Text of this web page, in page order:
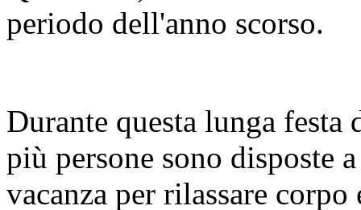
periodo dell'anno scorso.
Durante questa lunga festa
più persone sono disposte
vacanza per rilassare